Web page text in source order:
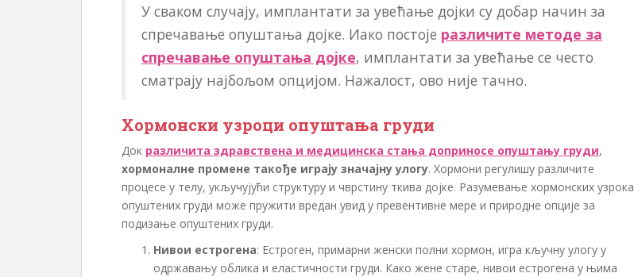
У сваком случају, имплантати за увећање дојки су добар начин за
спречавање опуштања дојке. Иако постоје различите методе за
спречавање опуштања дојке, имплантати за увећање се често
сматрају најбољом опцијом. Нажалост, ово није тачно.
Хормонски узроци опуштања груди
Док различита здравствена и медицинска стања доприносе опуштању груди,
хормоналне промене такође играју значајну улогу. Хормони регулишу различите
процесе у телу, укључујући структуру и чврстину ткива дојке. Разумевање хормонских узрока
опуштених груди може пружити вредан увид у превентивне мере и природне опције за
подизање опуштених груди.
Нивои естрогена: Естроген, примарни женски полни хормон, игра кључну улогу у
одржавању облика и еластичности груди. Како жене старе, нивои естрогена у њима